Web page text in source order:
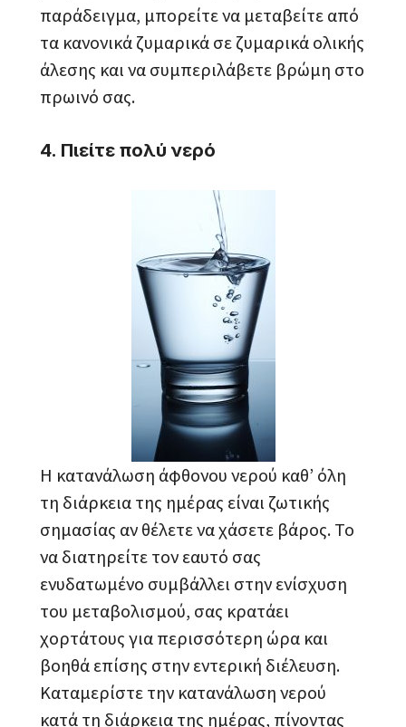
παράδειγμα, μπορείτε να μεταβείτε από
τα κανονικά ζυμαρικά σε ζυμαρικά ολικής
άλεσης και να συμπεριλάβετε βρώμη στο
πρωινό σας.
4. Πιείτε πολύ νερό
Η κατανάλωση άφθονου νερού καθ’ όλη
τη διάρκεια της ημέρας είναι ζωτικής
σημασίας αν θέλετε να χάσετε βάρος. Το
να διατηρείτε τον εαυτό σας
ενυδατωμένο συμβάλλει στην ενίσχυση
του μεταβολισμού, σας κρατάει
χορτάτους για περισσότερη ώρα και
βοηθά επίσης στην εντερική διέλευση.
Καταμερίστε την κατανάλωση νερού
κατά τη διάρκεια της ημέρας, πίνοντας